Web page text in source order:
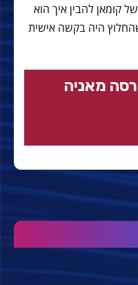
קומאן להבין איך הוא
היה בקשה אישית
מאניה